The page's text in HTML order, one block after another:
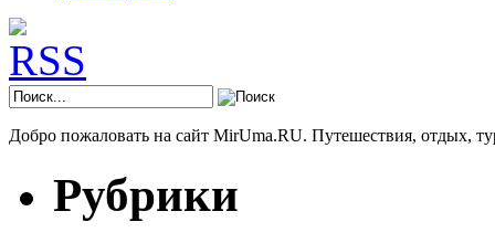
Добро пожаловать на сайт MirUma.RU. Путешествия, отдых,
Рубрики